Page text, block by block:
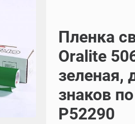
Пленка
Oralite
зеленая,
знаков
Р52290